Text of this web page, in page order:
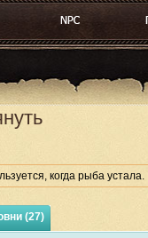
когда рыба устала.
(27)